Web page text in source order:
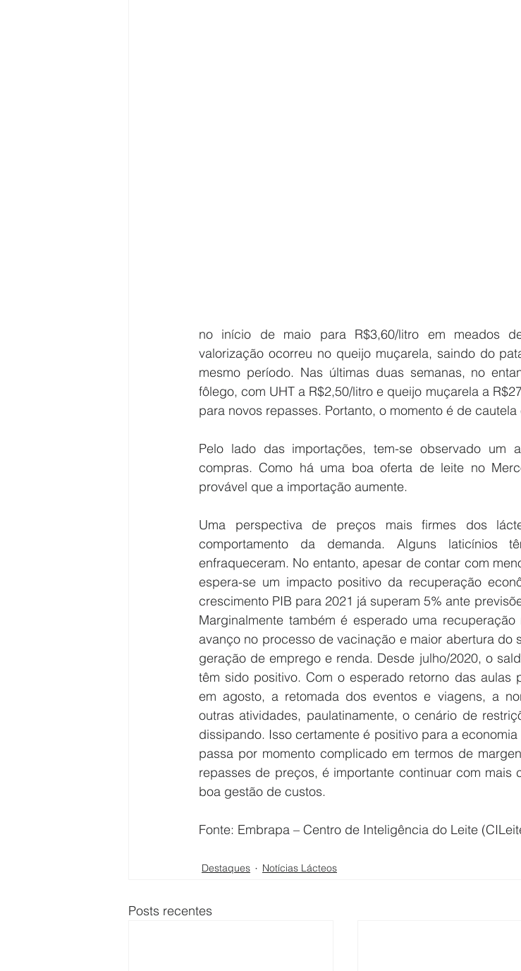
no início de maio para R$3,60/litro em meados
valorização ocorreu no queijo muçarela, saindo do
mesmo período. Nas últimas duas semanas, no
fôlego, com UHT a R$2,50/litro e queijo muçarela a
para novos repasses. Portanto, o momento é de
Pelo lado das importações, tem-se observado um
compras. Como há uma boa oferta de leite no
provável que a importação aumente.
Uma perspectiva de preços mais firmes dos
comportamento da demanda. Alguns laticínios
enfraqueceram. No entanto, apesar de contar com
espera-se um impacto positivo da recuperação
crescimento PIB para 2021 já superam 5% ante
Marginalmente também é esperado uma
avanço no processo de vacinação e maior abertura do
geração de emprego e renda. Desde julho/2020, o
têm sido positivo. Com o esperado retorno das aulas
em agosto, a retomada dos eventos e viagens, a
outras atividades, paulatinamente, o cenário de
dissipando. Isso certamente é positivo para a
passa por momento complicado em termos de
repasses de preços, é importante continuar com mais
boa gestão de custos.
Fonte: Embrapa – Centro de Inteligência do Leite
Destaques Notícias Lácteos
Posts recentes